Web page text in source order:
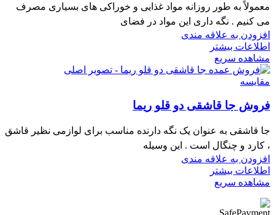
معمولاً به طور روزانه مواد غذایی و خوراکی های بسیاری مصرف
می کنیم . نگه داری این مواد در فضای
افزودن به علاقه مندی
اطلاعات بیشتر
مشاهده سریع
مقایسه
فروش جا قاشقی دو قلو ریما
جا قاشقی به عنوان یک نگه دارنده مناسب برای لوازمی نظیر قاشق
، کارد و چنگال است . این وسیله
افزودن به علاقه مندی
اطلاعات بیشتر
مشاهده سریع